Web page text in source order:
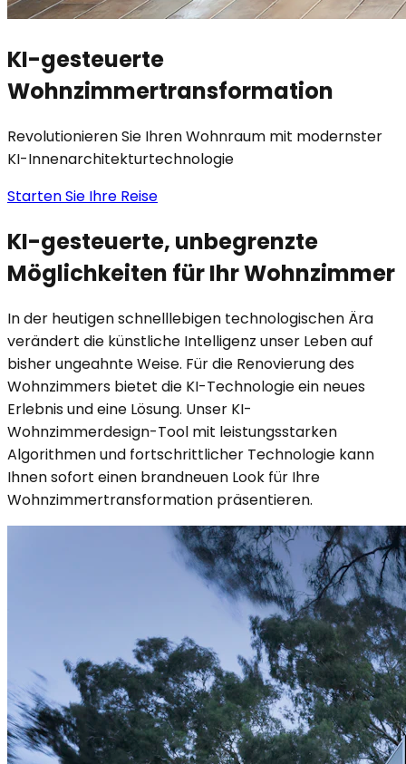
KI-gesteuerte
Wohnzimmertransformation
Revolutionieren Sie Ihren Wohnraum mit modernster
KI-Innenarchitekturtechnologie
Starten Sie Ihre Reise
KI-gesteuerte, unbegrenzte
Möglichkeiten für Ihr Wohnzimmer
In der heutigen schnelllebigen technologischen Ära
verändert die künstliche Intelligenz unser Leben auf
bisher ungeahnte Weise. Für die Renovierung des
Wohnzimmers bietet die KI-Technologie ein neues
Erlebnis und eine Lösung. Unser KI-
Wohnzimmerdesign-Tool mit leistungsstarken
Algorithmen und fortschrittlicher Technologie kann
Ihnen sofort einen brandneuen Look für Ihre
Wohnzimmertransformation präsentieren.